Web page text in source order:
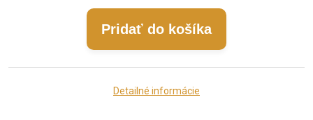
Pridať do košíka
Detailné informácie